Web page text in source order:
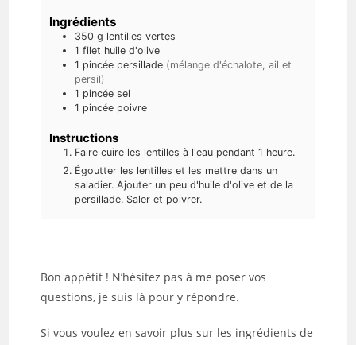
Ingrédients
350 g lentilles vertes
1 filet huile d'olive
1 pincée persillade (mélange d'échalote, ail et
persil)
1 pincée sel
1 pincée poivre
Instructions
Faire cuire les lentilles à l'eau pendant 1 heure.
Égoutter les lentilles et les mettre dans un
saladier. Ajouter un peu d'huile d'olive et de la
persillade. Saler et poivrer.
Bon appétit ! N’hésitez pas à me poser vos
questions, je suis là pour y répondre.
Si vous voulez en savoir plus sur les ingrédients de